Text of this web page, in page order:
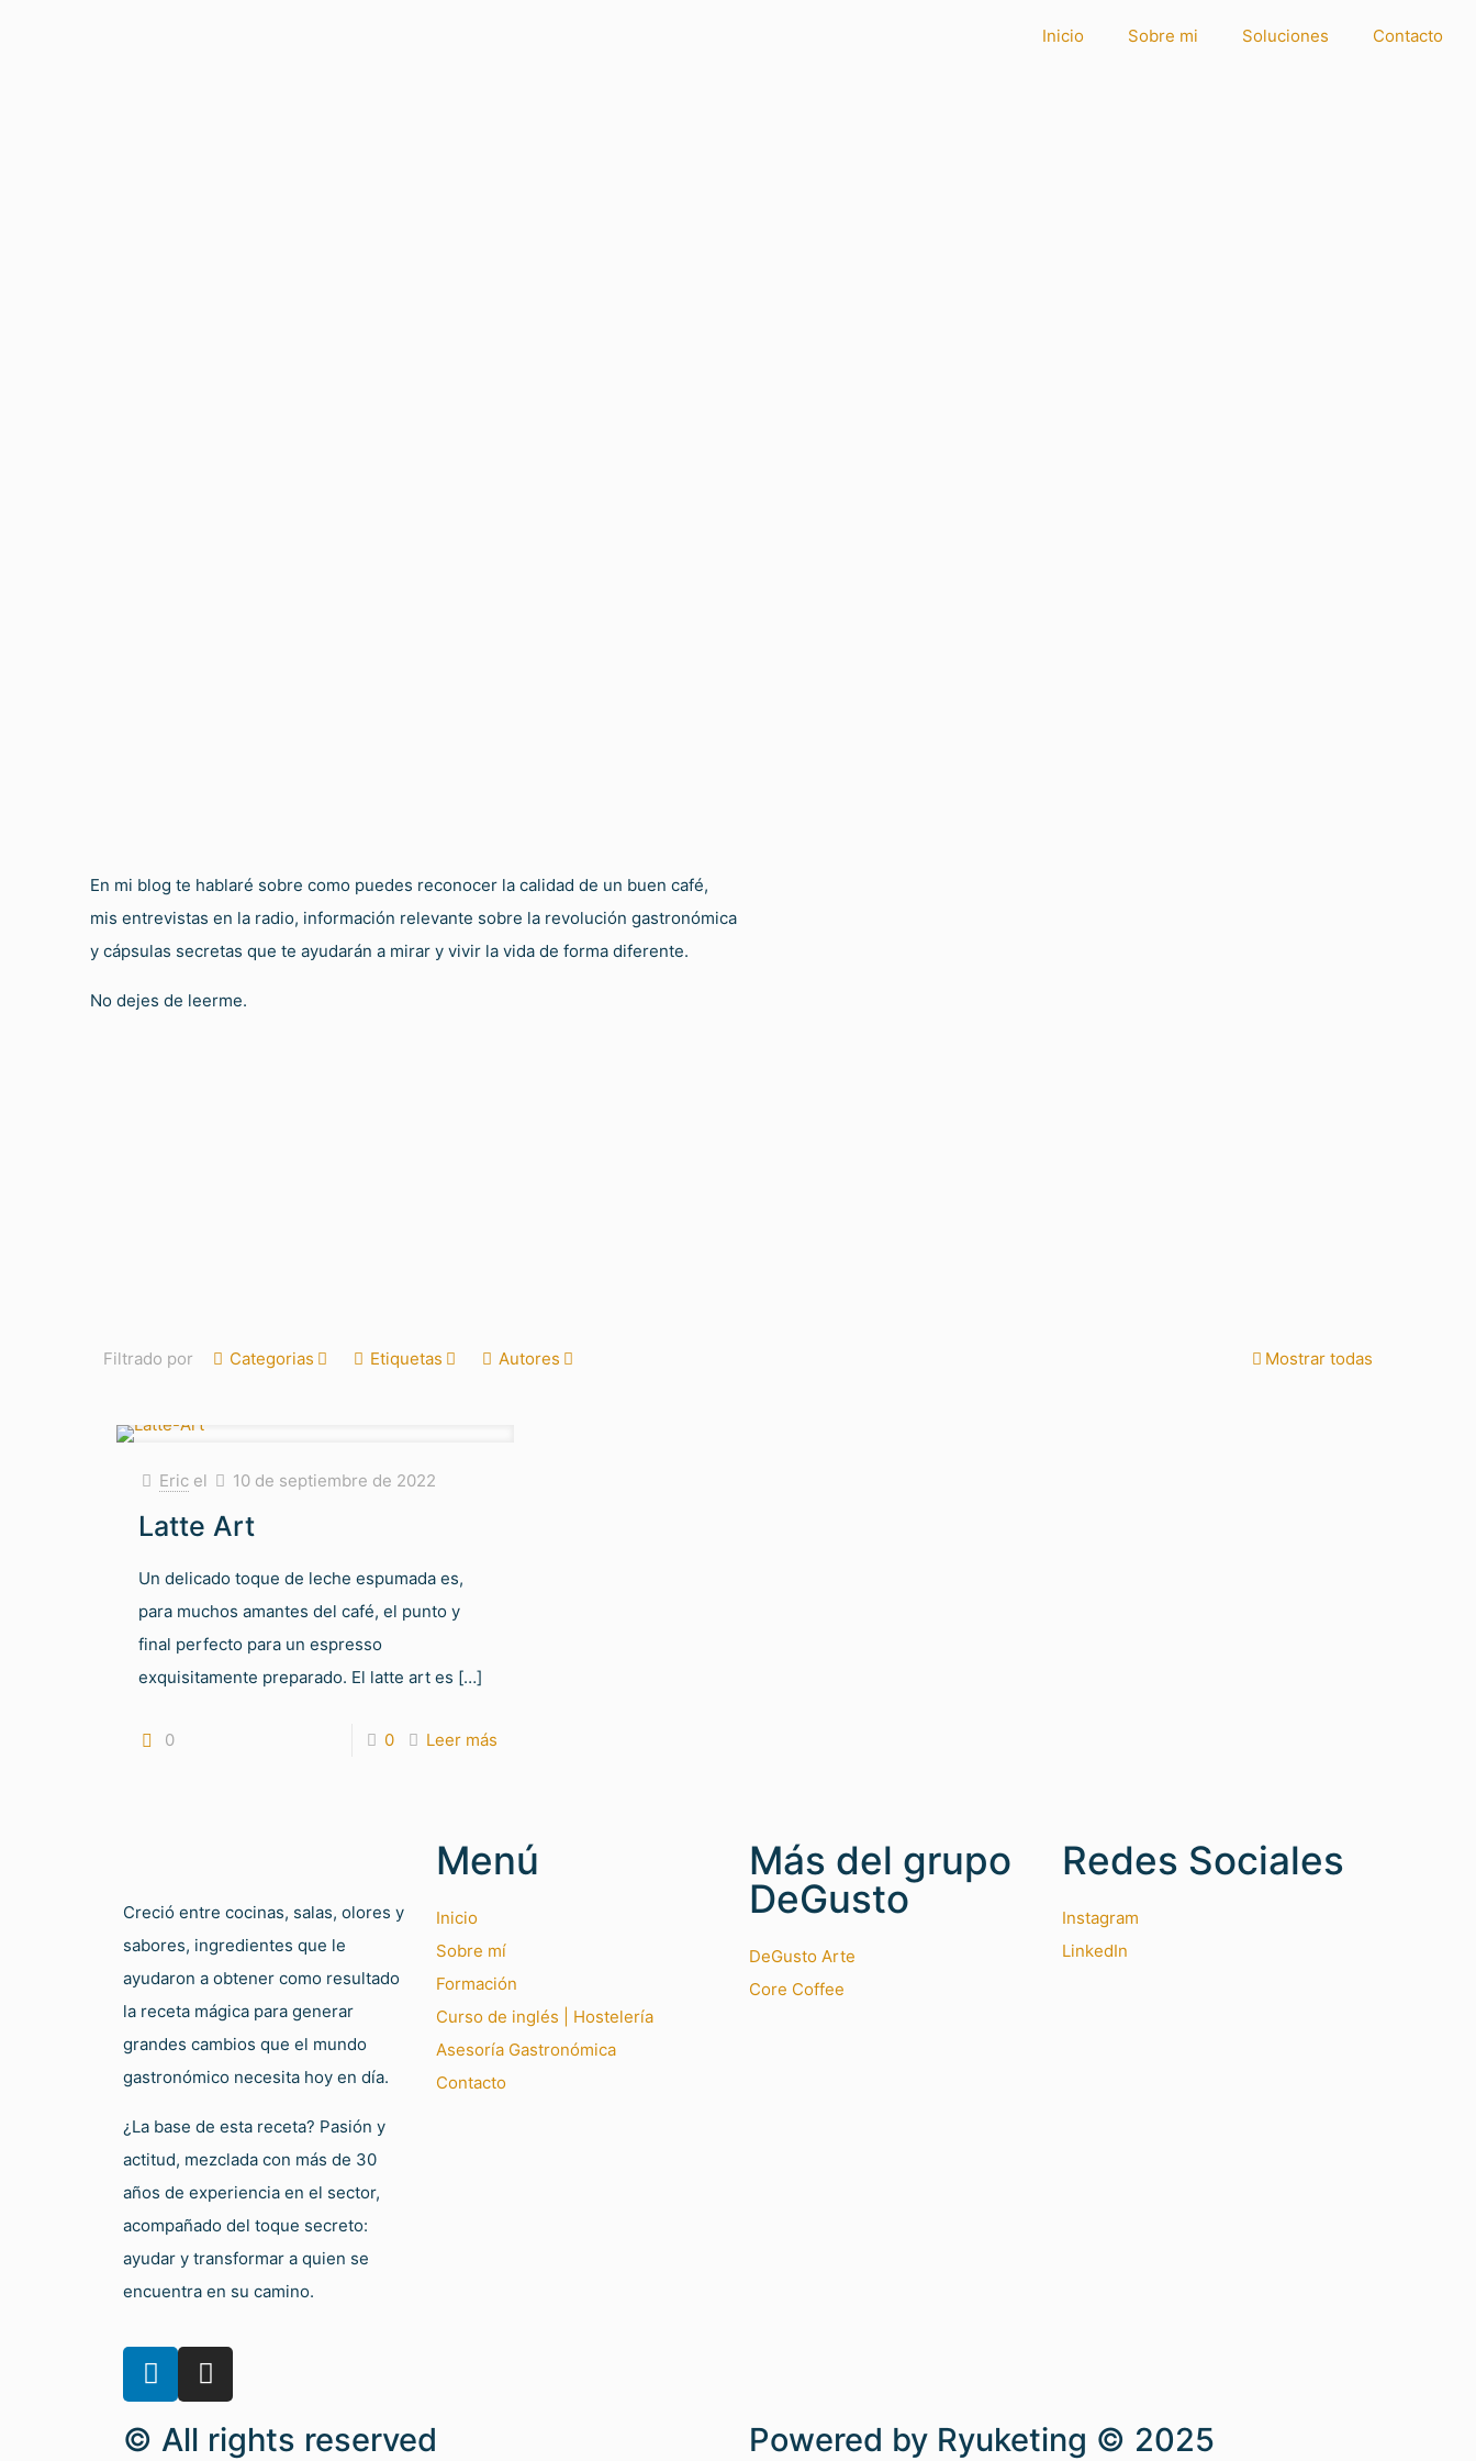
Inicio Sobre mi Soluciones Contacto
En mi blog te hablaré sobre como puedes reconocer la calidad de un buen café,
mis entrevistas en la radio, información relevante sobre la revolución gastronómica
y cápsulas secretas que te ayudarán a mirar y vivir la vida de forma diferente.
No dejes de leerme.
Filtrado por Categorias Etiquetas Autores Mostrar todas
Eric el 10 de septiembre de 2022
Latte Art
Un delicado toque de leche espumada es,
para muchos amantes del café, el punto y
final perfecto para un espresso
exquisitamente preparado. El latte art es […]
0 0 Leer más
Creció entre cocinas, salas, olores y
sabores, ingredientes que le
ayudaron a obtener como resultado
la receta mágica para generar
grandes cambios que el mundo
gastronómico necesita hoy en día.
¿La base de esta receta? Pasión y
actitud, mezclada con más de 30
años de experiencia en el sector,
acompañado del toque secreto:
ayudar y transformar a quien se
encuentra en su camino.
Menú
Inicio
Sobre mí
Formación
Curso de inglés | Hostelería
Asesoría Gastronómica
Contacto
Más del grupo
DeGusto
DeGusto Arte
Core Coffee
Redes Sociales
Instagram
LinkedIn
© All rights reserved Powered by Ryuketing © 2025